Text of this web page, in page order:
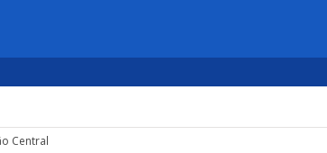
Central